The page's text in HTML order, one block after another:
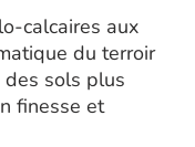
calcaires aux
du terroir
des sols plus
finesse et